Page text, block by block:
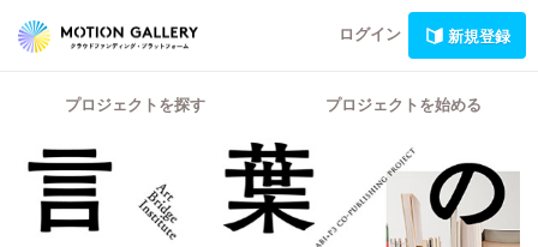
ログイン 新規登録
プロジェクトを探す プロジェクトを始める